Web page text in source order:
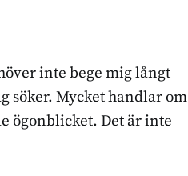
inte bege mig långt
söker. Mycket handlar om
ögonblicket. Det är inte